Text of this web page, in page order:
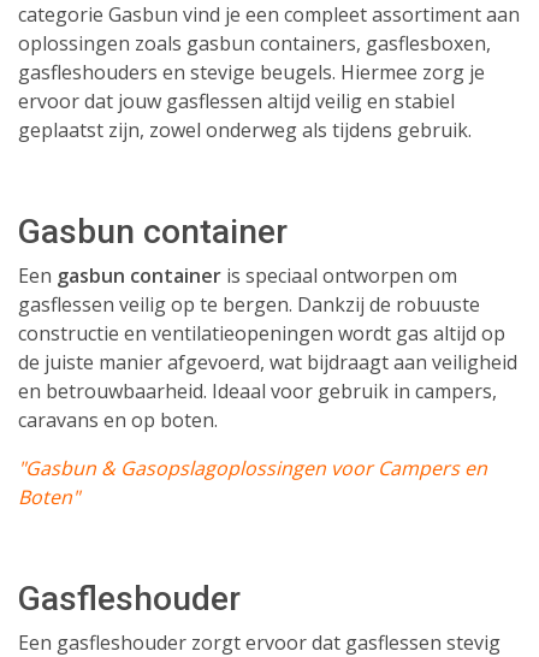
categorie Gasbun vind je een compleet assortiment aan
oplossingen zoals gasbun containers, gasflesboxen,
gasfleshouders en stevige beugels. Hiermee zorg je
ervoor dat jouw gasflessen altijd veilig en stabiel
geplaatst zijn, zowel onderweg als tijdens gebruik.
Gasbun container
Een gasbun container is speciaal ontworpen om
gasflessen veilig op te bergen. Dankzij de robuuste
constructie en ventilatieopeningen wordt gas altijd op
de juiste manier afgevoerd, wat bijdraagt aan veiligheid
en betrouwbaarheid. Ideaal voor gebruik in campers,
caravans en op boten.
"Gasbun & Gasopslagoplossingen voor Campers en
Boten"
Gasfleshouder
Een gasfleshouder zorgt ervoor dat gasflessen stevig